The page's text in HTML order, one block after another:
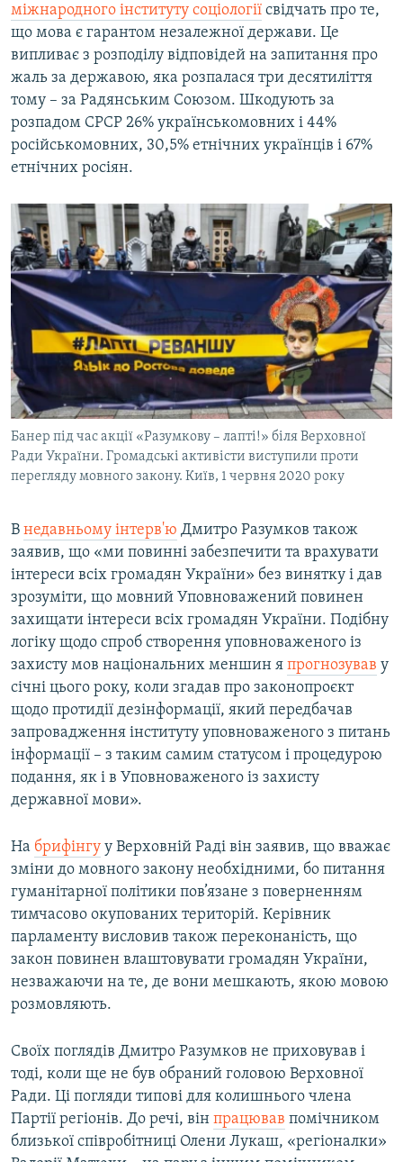
міжнародного інституту соціології свідчать про те,
що мова є гарантом незалежної держави. Це
випливає з розподілу відповідей на запитання про
жаль за державою, яка розпалася три десятиліття
тому – за Радянським Союзом. Шкодують за
розпадом СРСР 26% українськомовних і 44%
російськомовних, 30,5% етнічних українців і 67%
етнічних росіян.
Банер під час акції «Разумкову – лапті!» біля Верховної
Ради України. Громадські активісти виступили проти
перегляду мовного закону. Київ, 1 червня 2020 року
В недавньому інтерв'ю Дмитро Разумков також
заявив, що «ми повинні забезпечити та врахувати
інтереси всіх громадян України» без винятку і дав
зрозуміти, що мовний Уповноважений повинен
захищати інтереси всіх громадян України. Подібну
логіку щодо спроб створення уповноваженого із
захисту мов національних меншин я прогнозував у
січні цього року, коли згадав про законопроєкт
щодо протидії дезінформації, який передбачав
запровадження інституту уповноваженого з питань
інформації – з таким самим статусом і процедурою
подання, як і в Уповноваженого із захисту
державної мови».
На брифінгу у Верховній Раді він заявив, що вважає
зміни до мовного закону необхідними, бо питання
гуманітарної політики пов’язане з поверненням
тимчасово окупованих територій. Керівник
парламенту висловив також переконаність, що
закон повинен влаштовувати громадян України,
незважаючи на те, де вони мешкають, якою мовою
розмовляють.
Своїх поглядів Дмитро Разумков не приховував і
тоді, коли ще не був обраний головою Верховної
Ради. Ці погляди типові для колишнього члена
Партії регіонів. До речі, він працював помічником
близької співробітниці Олени Лукаш, «регіоналки»